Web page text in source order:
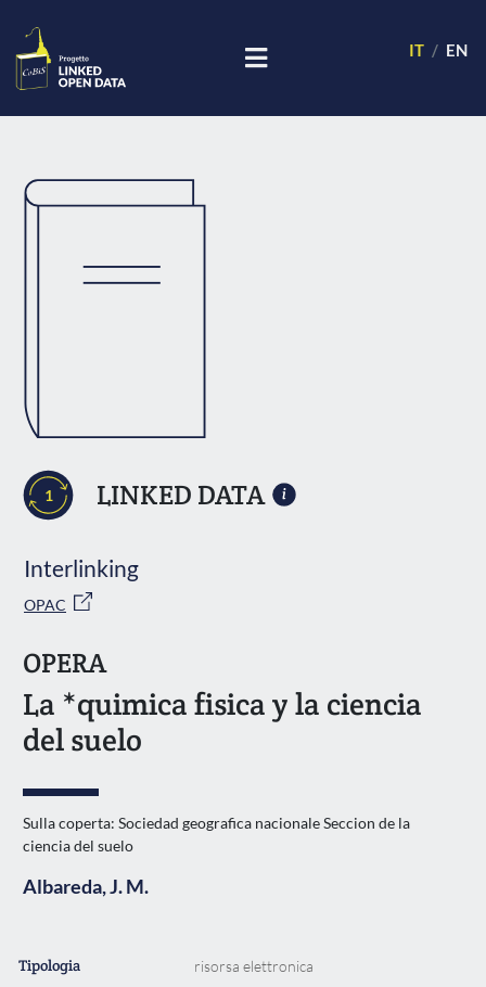
IT EN
1 LINKED DATA
Interlinking
OPAC
OPERA
La *quimica fisica y la ciencia
del suelo
Sulla coperta: Sociedad geografica nacionale Seccion de la
ciencia del suelo
Albareda, J. M.
Tipologia risorsa elettronica